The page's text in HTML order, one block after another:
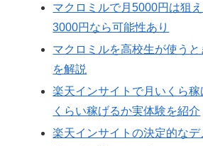
マクロミルで月5000円は狙
3000円なら可能性あり
マクロミルを高校生が使う
を解説
楽天インサイトで月いくら
くらい稼げるか実体験を紹介
楽天インサイトの決定的なデ